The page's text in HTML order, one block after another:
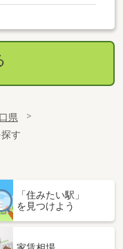
県
す
「住みたい駅」
を見つけよう